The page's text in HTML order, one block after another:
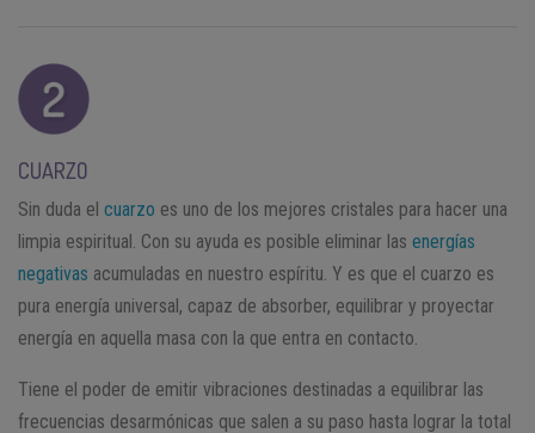
CUARZO
Sin duda el cuarzo es uno de los mejores cristales para hacer una
limpia espiritual. Con su ayuda es posible eliminar las energías
negativas acumuladas en nuestro espíritu. Y es que el cuarzo es
pura energía universal, capaz de absorber, equilibrar y proyectar
energía en aquella masa con la que entra en contacto.
Tiene el poder de emitir vibraciones destinadas a equilibrar las
frecuencias desarmónicas que salen a su paso hasta lograr la total